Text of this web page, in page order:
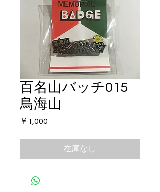
百名山バッチ015
鳥海山
￥1,000
在庫なし